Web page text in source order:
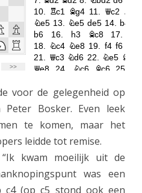
voor de gelegenheid op
Bosker. Even leek
te komen, maar het
leidde tot remise.
“Ik kwam moeilijk uit de
was een
c4 (op c5 stond ook een